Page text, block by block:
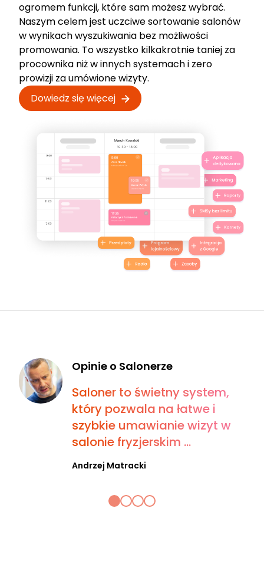
ogromem funkcji, które sam możesz wybrać.
Naszym celem jest uczciwe sortowanie salonów
w wynikach wyszukiwania bez możliwości
promowania. To wszystko kilkakrotnie taniej za
procownika niż w innych systemach i zero
prowizji za umówione wizyty.
Dowiedz się więcej
Opinie o Salonerze
Saloner to świetny system,
który pozwala na łatwe i
szybkie umawianie wizyt w
salonie fryzjerskim ...
Andrzej Matracki